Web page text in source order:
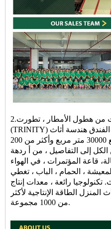
2.بعد سنوات من هطول الأمطار ، تطورت ZhongSen
الفندق هندسة أثاث
مجموعة ، مع مصنع 30000 متر مربع وأكثر من 200
إلى التفاصيل ، من أ
ردهة
، قاعة المؤتمرات ، في الهواء
، الحمام ، الباب ، تغطي
. تكنولوجيا رائعة ، معدات إنتاج
المنزل الطاقة الإنتاجية لأكثر
من 1000 مجموعة.